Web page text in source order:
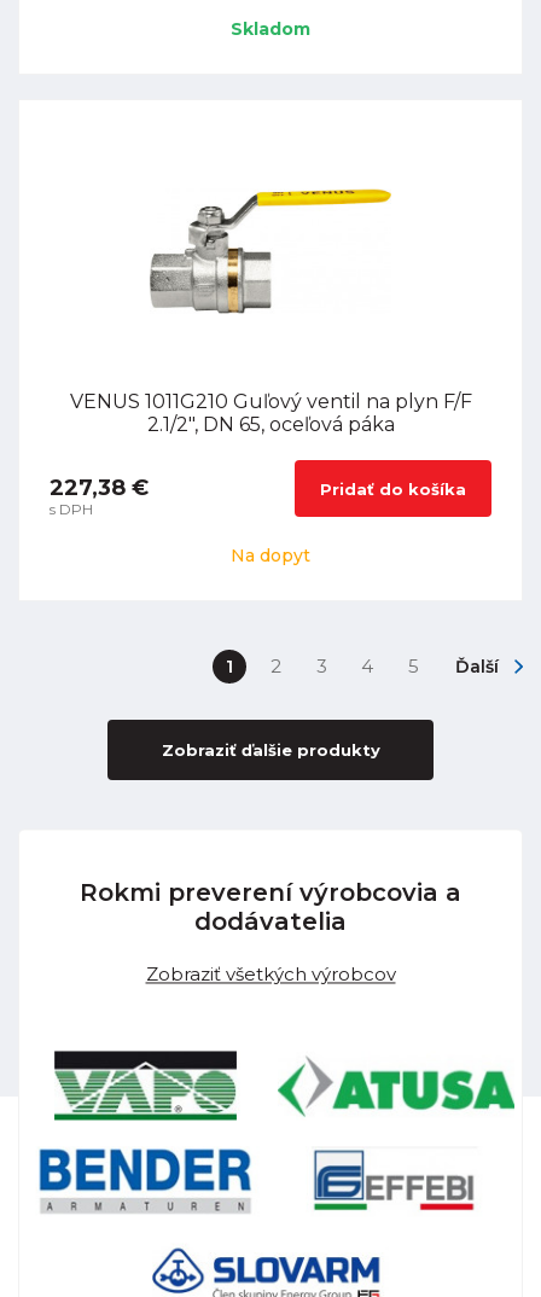
Skladom
VENUS 1011G210 Guľový ventil na plyn F/F
2.1/2", DN 65, oceľová páka
227,38 €
s DPH
Pridať do košíka
Na dopyt
1 2 3 4 5 Ďalší
Zobraziť ďalšie produkty
Rokmi preverení výrobcovia a
dodávatelia
Zobraziť všetkých výrobcov